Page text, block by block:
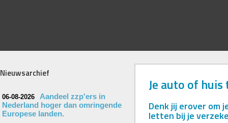
Nieuwsarchief
06-08-2026
Aandeel zzp'ers in
Nederland hoger dan omringende
Europese landen.
Je auto of
Denk jij erover om
letten bij je